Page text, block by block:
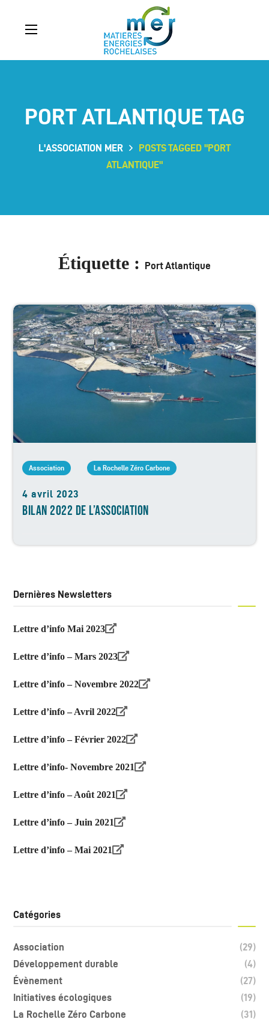
PORT ATLANTIQUE TAG
L'ASSOCIATION MER
POSTS TAGGED "PORT
ATLANTIQUE"
Étiquette : Port Atlantique
Association La Rochelle Zéro Carbone
4 avril 2023
BILAN 2022 DE L’ASSOCIATION
Dernières Newsletters
Lettre d’info Mai 2023
Lettre d’info – Mars 2023
Lettre d’info – Novembre 2022
Lettre d’info – Avril 2022
Lettre d’info – Février 2022
Lettre d’info- Novembre 2021
Lettre d’info – Août 2021
Lettre d’info – Juin 2021
Lettre d’info – Mai 2021
Catégories
Association
(29)
Développement durable
(4)
Évènement
(27)
Initiatives écologiques
(19)
La Rochelle Zéro Carbone
(31)